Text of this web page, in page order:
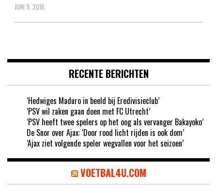
JUNI 9, 2016
RECENTE BERICHTEN
‘Hedwiges Maduro in beeld bij Eredivisieclub’
‘PSV wil zaken gaan doen met FC Utrecht’
‘PSV heeft twee spelers op het oog als vervanger Bakayoko’
De Snor over Ajax: ‘Door rood licht rijden is ook dom’
‘Ajax ziet volgende speler wegvallen voor het seizoen’
VOETBAL4U.COM